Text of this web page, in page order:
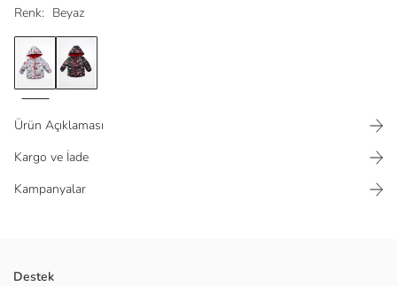
Renk: Beyaz
Ürün Açıklaması
Kargo ve İade
Kampanyalar
Destek